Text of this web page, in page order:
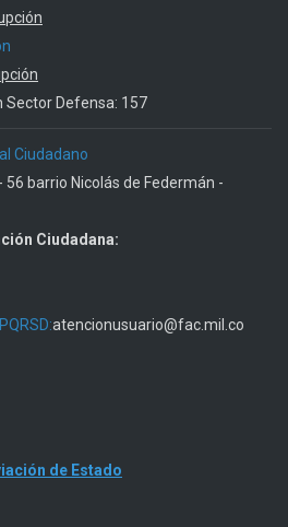
Sector Defensa: 157
Ciudadano
56 barrio Nicolás de Federmán -
Ciudadana:
atencionusuario@fac.mil.co
de Estado